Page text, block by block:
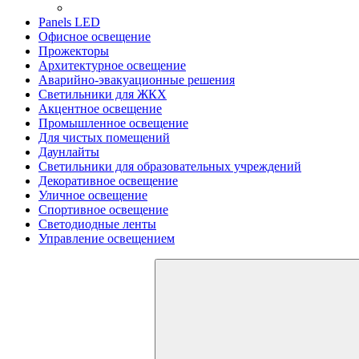
Panels LED
Офисное освещение
Прожекторы
Архитектурное освещение
Аварийно-эвакуационные решения
Светильники для ЖКХ
Акцентное освещение
Промышленное освещение
Для чистых помещений
Даунлайты
Светильники для образовательных учреждений
Декоративное освещение
Уличное освещение
Спортивное освещение
Светодиодные ленты
Управление освещением